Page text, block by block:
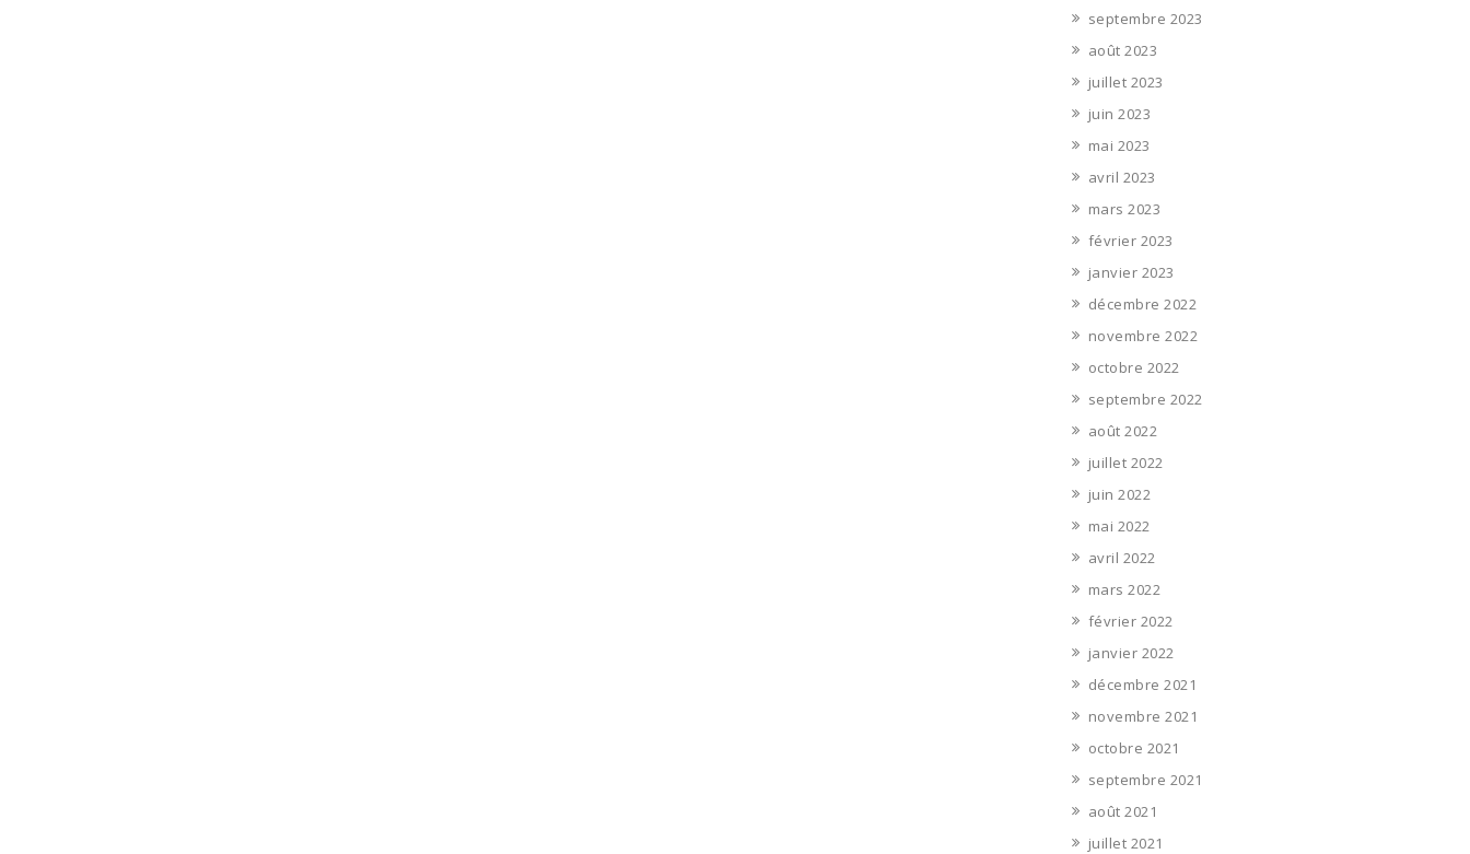
septembre 2023
août 2023
juillet 2023
juin 2023
mai 2023
avril 2023
mars 2023
février 2023
janvier 2023
décembre 2022
novembre 2022
octobre 2022
septembre 2022
août 2022
juillet 2022
juin 2022
mai 2022
avril 2022
mars 2022
février 2022
janvier 2022
décembre 2021
novembre 2021
octobre 2021
septembre 2021
août 2021
juillet 2021